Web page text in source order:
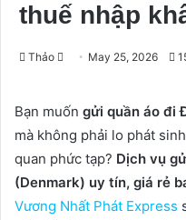
thuế nhập
Thảo
Send May 25, 2026
Bạn muốn gửi quần áo đi
mà không phải lo phát
quan phức tạp? Dịch vụ
(Denmark) uy tín, giá rẻ
Vương Nhất Phát Express